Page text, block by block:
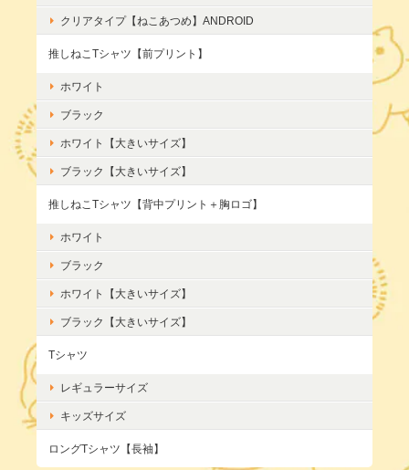
クリアタイプ【ねこあつめ】ANDROID
推しねこTシャツ【前プリント】
ホワイト
ブラック
ホワイト【大きいサイズ】
ブラック【大きいサイズ】
推しねこTシャツ【背中プリント＋胸ロゴ】
ホワイト
ブラック
ホワイト【大きいサイズ】
ブラック【大きいサイズ】
Tシャツ
レギュラーサイズ
キッズサイズ
ロングTシャツ【長袖】